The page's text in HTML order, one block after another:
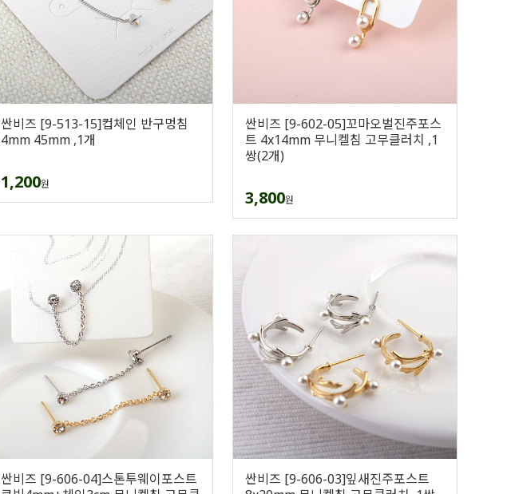
싼비즈 [9-513-15]컵체인 반구멍침
4mm 45mm ,1개
1,200원
싼비즈 [9-602-05]꼬마오벌진주포스
트 4x14mm 무니켈침 고무클러치 ,1
쌍(2개)
3,800원
싼비즈 [9-606-04]스톤투웨이포스트
싼비즈 [9-606-03]잎새진주포스트